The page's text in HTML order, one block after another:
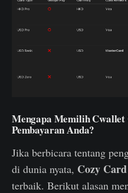
Mengapa Memilih
Pembayaran Anda?
Jika berbicara tentang
di dunia nyata, Cozy
terbaik. Berikut alasan